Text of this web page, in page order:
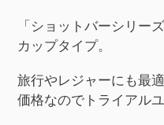
る「ショットバーシリー
カップタイプ。
旅行やレジャーにも最
価格なのでトライアル